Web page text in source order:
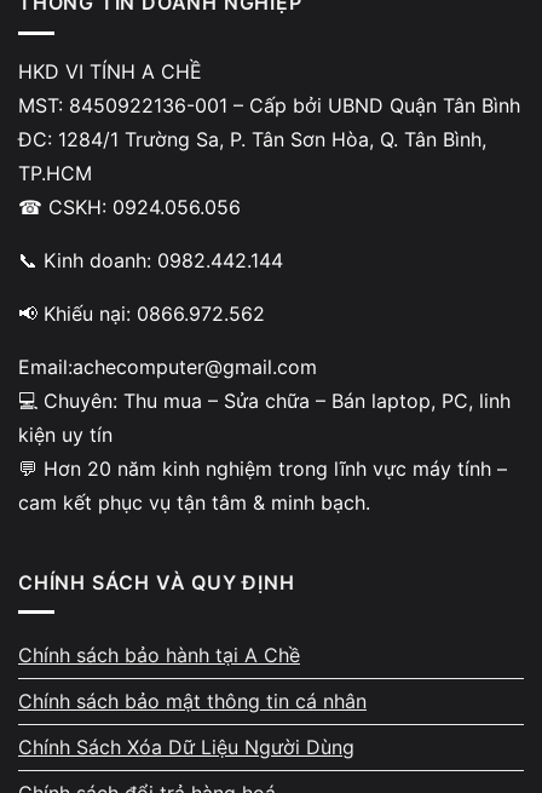
Macbook màn hình đen
Kết nối màn hình ngoài để kiểm tra
Khởi động lại máy
Tháo toàn bộ thiết bị ngoại vi
Nếu tình trạngMacbook màn hình đen
máy không hiển thị hoàn toàn, bạn nên mang máy đi kiểm
tra sớm để tránh phát sinh chi phí sửa chữa lớn hơn.
Lỗi Macbook màn hình đen nặng hay
Màn hình đen sau khi cập nhật hệ điều hành
Restart là máy hiển thị lại
Máy vẫn xuất hình ổn định ra màn hình ngoài
HKD VI TÍNH A CHỀ
MST: 8450922136-001 – Cấp bởi UBND Quận Tân Bình
ĐC: 1284/1 Trường Sa, P. Tân Sơn Hòa, Q. Tân Bình,
TP.HCM
☎ CSKH: 0924.056.056
📞 Kinh doanh: 0982.442.144
📢 Khiếu nại: 0866.972.562
Email:achecomputer@gmail.com
💻 Chuyên: Thu mua – Sửa chữa – Bán laptop, PC, linh
kiện uy tín
💬 Hơn 20 năm kinh nghiệm trong lĩnh vực máy tính –
cam kết phục vụ tận tâm & minh bạch.
CHÍNH SÁCH VÀ QUY ĐỊNH
Chính sách bảo hành tại A Chề
Chính sách bảo mật thông tin cá nhân
Chính Sách Xóa Dữ Liệu Người Dùng